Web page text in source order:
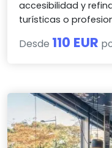
accesibilidad y
turísticas o
Desde 110 EUR